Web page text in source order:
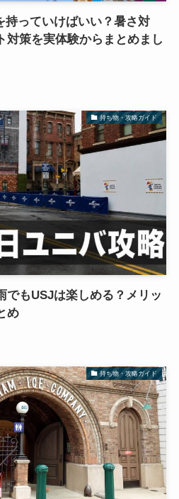
持っていけばいい？暑さ対
対策を実体験からまとめまし
持ち物・攻略ガイド
でもUSJは楽しめる？メリッ
め
持ち物・攻略ガイド